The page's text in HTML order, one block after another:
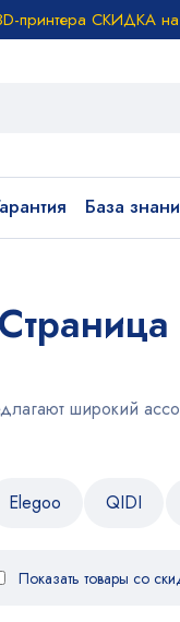
принтера СКИДКА
База
широкий
Elegoo QIDI
Показать товары со